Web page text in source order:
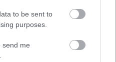
to be sent to
purposes.
send me